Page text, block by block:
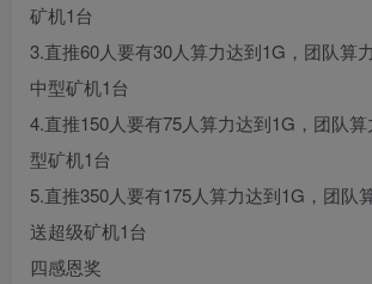
矿机1台
3.直推60人要有30人算力达到1G，团队算
中型矿机1台
4.直推150人要有75人算力达到1G，团队
型矿机1台
5.直推350人要有175人算力达到1G，团队
送超级矿机1台
四感恩奖